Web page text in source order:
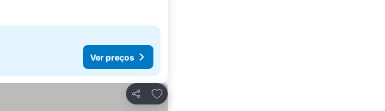
Ver preços
Partilhar
Adicionar aos favoritos